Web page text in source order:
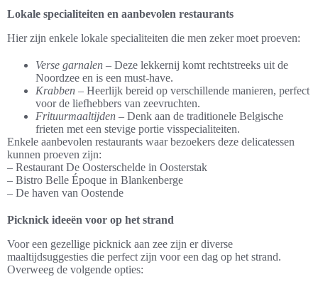
Lokale specialiteiten en aanbevolen restaurants
Hier zijn enkele lokale specialiteiten die men zeker moet proeven:
Verse garnalen – Deze lekkernij komt rechtstreeks uit de
Noordzee en is een must-have.
Krabben – Heerlijk bereid op verschillende manieren, perfect
voor de liefhebbers van zeevruchten.
Frituurmaaltijden – Denk aan de traditionele Belgische
frieten met een stevige portie visspecialiteiten.
Enkele aanbevolen restaurants waar bezoekers deze delicatessen
kunnen proeven zijn:
– Restaurant De Oosterschelde in Oosterstak
– Bistro Belle Époque in Blankenberge
– De haven van Oostende
Picknick ideeën voor op het strand
Voor een gezellige picknick aan zee zijn er diverse
maaltijdsuggesties die perfect zijn voor een dag op het strand.
Overweeg de volgende opties: